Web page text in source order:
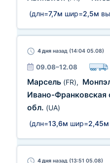
(длн=7,7м шир=2,5м
4 дня назад (14:04 05.08)
09.08–12.08
Марсель (FR),
Ивано-Франковская
обл. (UA)
(длн=13,6м шир=2,45м
4 дня назад (13:51 05.08)